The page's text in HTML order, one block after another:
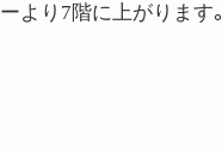
より7階に上がります。